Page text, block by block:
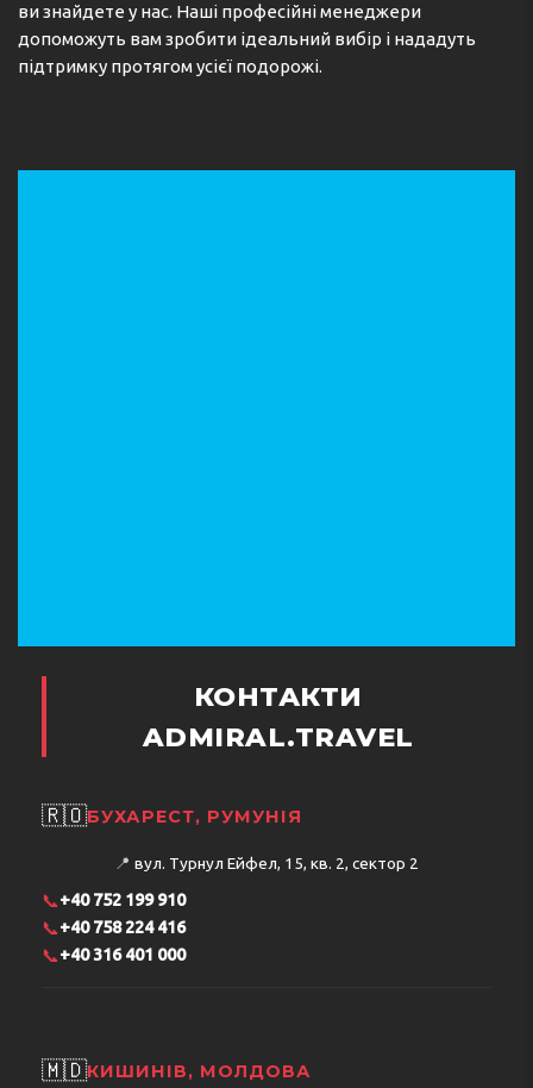
ви знайдете у нас. Наші професійні менеджери
допоможуть вам зробити ідеальний вибір і нададуть
підтримку протягом усієї подорожі.
КОНТАКТИ
ADMIRAL.TRAVEL
🇷🇴БУХАРЕСТ, РУМУНІЯ
📍 вул. Турнул Ейфел, 15, кв. 2, сектор 2
📞+40 752 199 910
📞+40 758 224 416
📞+40 316 401 000
🇲🇩КИШИНІВ, МОЛДОВА